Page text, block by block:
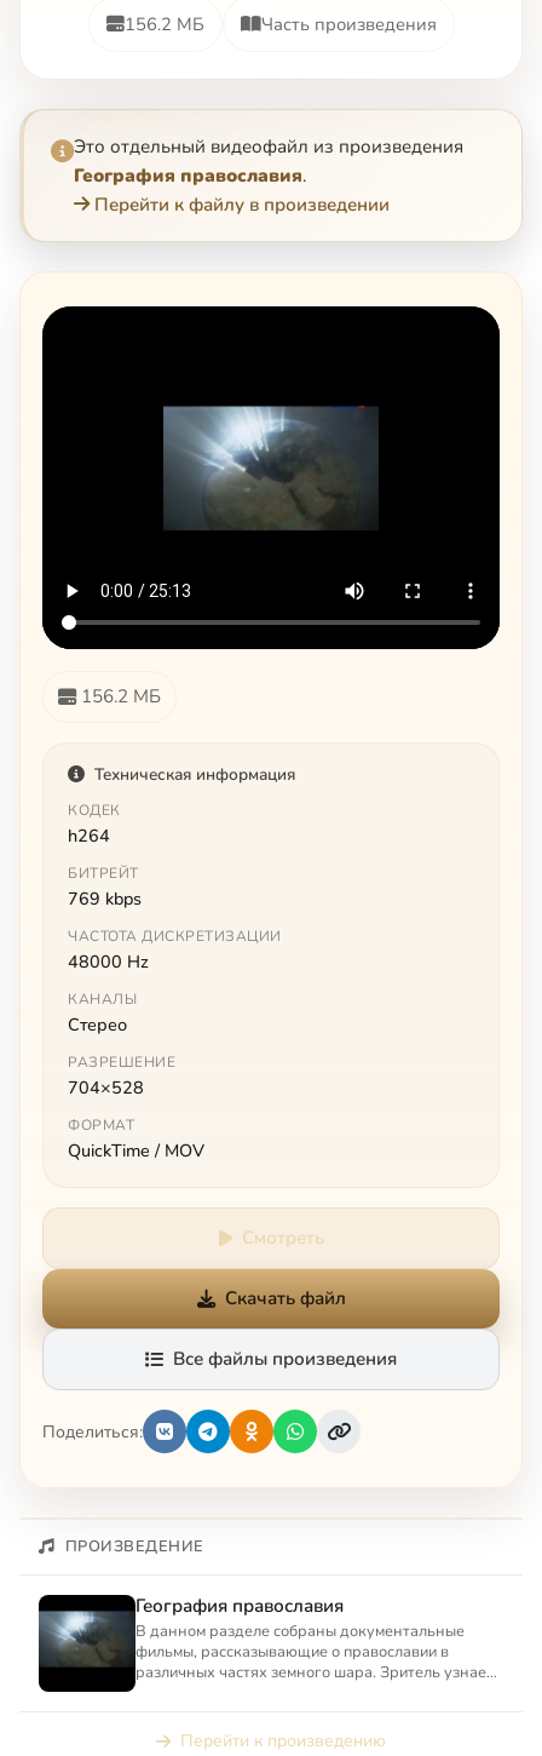
156.2 МБ Часть произведения
Это отдельный видеофайл из произведения
География православия.
Перейти к файлу в произведении
156.2 МБ
Техническая информация
КОДЕК
h264
БИТРЕЙТ
769 kbps
ЧАСТОТА ДИСКРЕТИЗАЦИИ
48000 Hz
КАНАЛЫ
Стерео
РАЗРЕШЕНИЕ
704×528
ФОРМАТ
QuickTime / MOV
Смотреть
Скачать файл
Все файлы произведения
Поделиться:
ПРОИЗВЕДЕНИЕ
География православия
В данном разделе собраны документальные
фильмы, рассказывающие о православии в
различных частях земного шара. Зритель узнает
Перейти к произведению